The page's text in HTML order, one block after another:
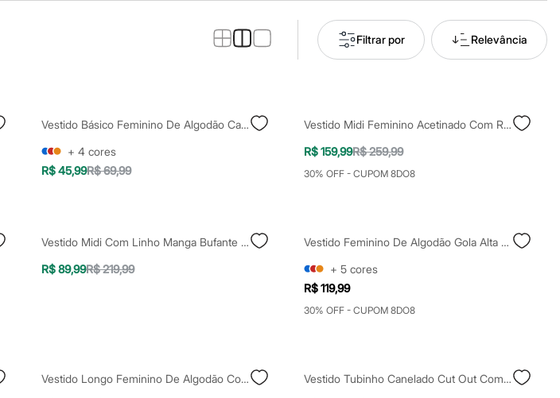
Filtrar por Relevância
Vestido Básico Feminino De Algodão Canelado Vermelho
+ 4 cores
R$ 45,99R$ 69,99
Vestido Midi Feminino Acetinado Com Renda - Vinho
R$ 159,99R$ 259,99
30% OFF - CUPOM 8DO8
Vestido Midi Com Linho Manga Bufante Vermelho
R$ 89,99R$ 219,99
Vestido Feminino De Algodão Gola Alta Vermelho
+ 5 cores
R$ 119,99
30% OFF - CUPOM 8DO8
Vestido Longo Feminino De Algodão Com Recortes Vermelho
Vestido Tubinho Canelado Cut Out Com Amarração Roxo Claro